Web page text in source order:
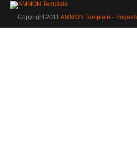
Copyright 2011 AMMON Template - Hogash